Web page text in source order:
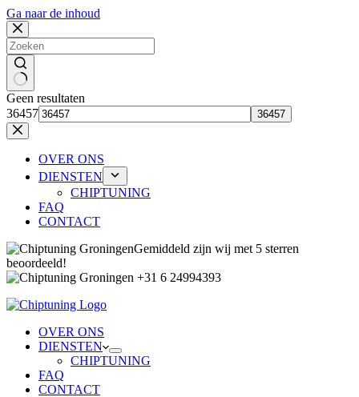
Ga naar de inhoud
Geen resultaten
36457
OVER ONS
DIENSTEN
CHIPTUNING
FAQ
CONTACT
Gemiddeld zijn wij met 5 sterren
beoordeeld!
+31 6 24994393
OVER ONS
DIENSTEN
CHIPTUNING
FAQ
CONTACT